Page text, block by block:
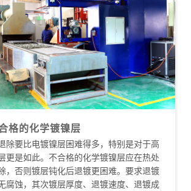
格的化学镀镍层
除要比电镀镍层困难得多，特别是对于高
更是如此。不合格的化学镀镍层应在热处
，否则镀层钝化后退镀更困难。要求退镀
腐蚀，其次镀层厚度、退镀速度、退镀成